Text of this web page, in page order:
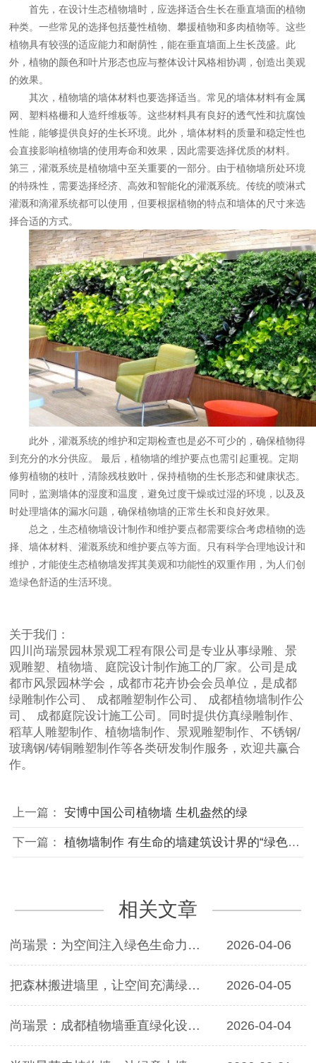
首先，在设计生态植物墙时，应选择适合生长在垂直墙面的植物
种类。一些常见的选择包括蔓性植物、攀援植物和多肉植物等。这些
植物具有较强的适应能力和耐荫性，能在垂直墙面上生长茂盛。此
外，植物的颜色和叶片形态也应与整体设计风格相协调，创造出美观
的效果。
其次，植物墙的墙体材料也要选择适当。常见的墙体材料有金属
网、塑料格栅和人造纤维板等。这些材料具有良好的透气性和抗腐蚀
性能，能够提供良好的生长环境。此外，墙体材料的质量和稳定性也
会直接影响植物墙的使用寿命和效果，因此需要选择优质的材料。
第三，灌溉系统是植物墙中至关重要的一部分。由于植物墙所处环境
的特殊性，需要选择经济、高效和智能化的灌溉系统。传统的喷淋式
灌溉和滴灌系统都可以使用，但要根据植物的特点和墙体的尺寸来选
择合适的方式。
此外，灌溉系统的维护和定期检查也是必不可少的，确保植物得
到充分的水分供应。
最后，植物墙的维护要点也需引起重视。定期
修剪植物的枝叶，清除残枝败叶，保持植物的生长形态和健康状态。
同时，监测墙体的湿度和温度，避免过度干燥或过湿的环境，以及及
时处理墙体的漏水问题，确保植物墙的正常生长和良好效果。
总之，生态植物墙设计制作和维护要点都需要综合考虑植物的选
择、墙体材料、灌溉系统和维护要点等方面。只有科学合理地设计和
维护，才能使生态植物墙发挥其美观和功能性的双重作用，为人们创
造绿色舒适的生活环境。
关于我们：
四川尚瑞景园林景观工程有限公司 是专业从事绿雕、景
观雕塑、植物墙、庭院设计制作施工的厂家。公司是成
都市风景园林学会，成都市花卉协会会员单位，是成都
绿雕制作公司、 成都雕塑制作公司、 成都植物墙制作公
司、 成都庭院设计施工公司。同时提供仿真绿雕制作、
稻草人雕塑制作、植物墙制作、景观雕塑制作、不锈钢/
玻璃钢/铸铜雕塑制作等各类研发制作服务，欢迎共赢合
作。
上一篇： 安博中国公司植物墙 生机盎然的绿
下一篇： 植物墙制作 有生命的墙建筑设计界的“绿色风潮”
相关文章
尚瑞景：为空间注入绿色生命力，定制您的专··· 2026-04-06
把森林搬进墙里，让空间充满绿意｜尚瑞景植··· 2026-04-05
尚瑞景：成都植物墙垂直绿化设计施工标杆，··· 2026-04-04